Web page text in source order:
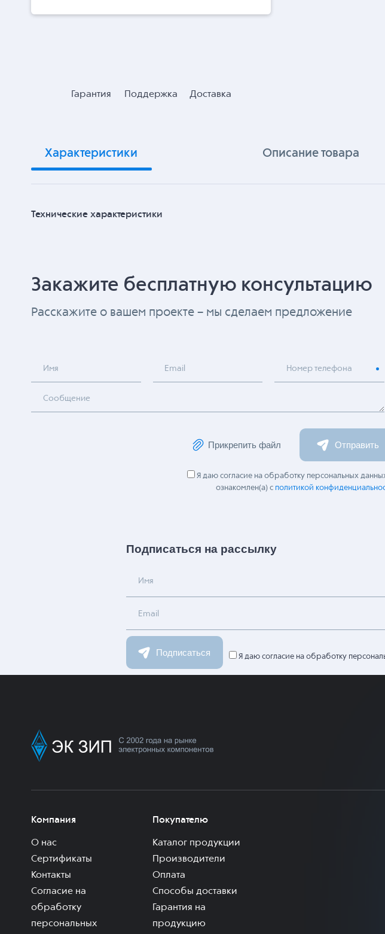
Гарантия Поддержка Доставка
Характеристики Описание товара
Технические характеристики
Закажите бесплатную консультацию
Расскажите о вашем проекте – мы сделаем предложение
Имя Email Номер телефона
Сообщение
Прикрепить файл Отправить
Я даю согласие на обработку персональных
ознакомлен(а) с политикой
Подписаться на рассылку
Имя
Email
Подписаться Я даю согласие на обработку
Компания
О нас
Сертификаты
Контакты
Согласие на
обработку
персональных
Покупателю
Каталог продукции
Производители
Оплата
Способы доставки
Гарантия на
продукцию